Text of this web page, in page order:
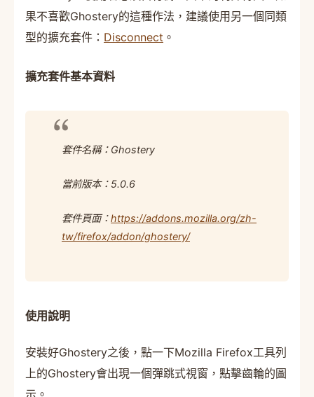
果不喜歡Ghostery的這種作法，建議使用另一個同類
型的擴充套件： Disconnect 。
擴充套件基本資料
套件名稱：Ghostery
當前版本：5.0.6
套件頁面：https://addons.mozilla.org/zh-
tw/firefox/addon/ghostery/
使用說明
安裝好Ghostery之後，點一下Mozilla Firefox工具列
上的Ghostery會出現一個彈跳式視窗，點擊齒輪的圖
示。